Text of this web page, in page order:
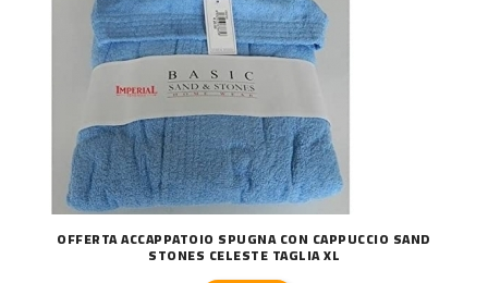
OFFERTA ACCAPPATOIO SPUGNA CON CAPPUCCIO SAND
STONES CELESTE TAGLIA XL